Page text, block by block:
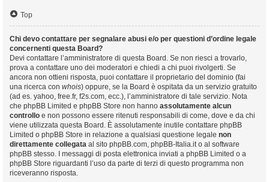
Top
Chi devo contattare per segnalare abusi e/o per questioni d’ordine legale
concernenti questa Board?
Devi contattare l’amministratore di questa Board. Se non riesci a trovarlo,
prova a contattare uno dei moderatori e chiedi a chi puoi rivolgerti. Se
ancora non ottieni risposta, puoi contattare il proprietario del dominio (fai
una ricerca con whois) oppure, se la Board è ospitata da un servizio gratuito
(ad es. yahoo, free.fr, f2s.com, ecc.), l’amministratore di tale servizio. Nota
che phpBB Limited e phpBB Store non hanno assolutamente alcun
controllo e non possono essere ritenuti responsabili di come, dove e da chi
viene utilizzata questa Board. È assolutamente inutile contattare phpBB
Limited o phpBB Store in relazione a qualsiasi questione legale non
direttamente collegata al sito phpBB.com, phpBB-Italia.it o al software
phpBB stesso. I messaggi di posta elettronica inviati a phpBB Limited o a
phpBB Store riguardanti l’uso da parte di terzi di questo programma non
riceveranno risposta.